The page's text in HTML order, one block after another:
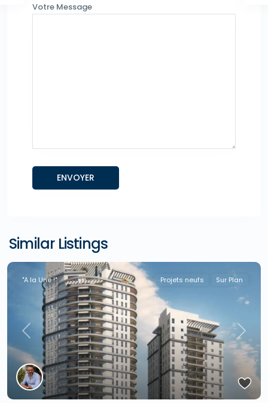
Votre Message
Similar Listings
Previous Next
"A la Une !" Projets neufs Sur Plan